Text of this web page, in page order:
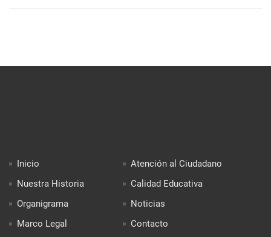
Inicio
Nuestra Historia
Organigrama
Marco Legal
Atención al Ciudadano
Calidad Educativa
Noticias
Contacto